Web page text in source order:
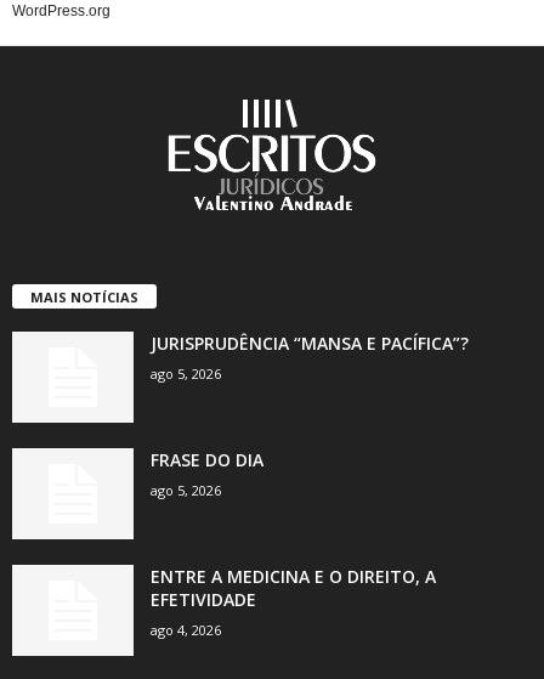
WordPress.org
MAIS NOTÍCIAS
JURISPRUDÊNCIA “MANSA E PACÍFICA”?
ago 5, 2026
FRASE DO DIA
ago 5, 2026
ENTRE A MEDICINA E O DIREITO, A
EFETIVIDADE
ago 4, 2026